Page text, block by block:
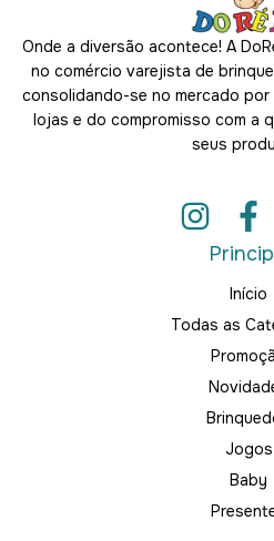
Onde a diversão acontece! A
no comércio varejista de
consolidando-se no mercado por
lojas e do compromisso com a
seus
Início
Todas as
Jogos
Baby